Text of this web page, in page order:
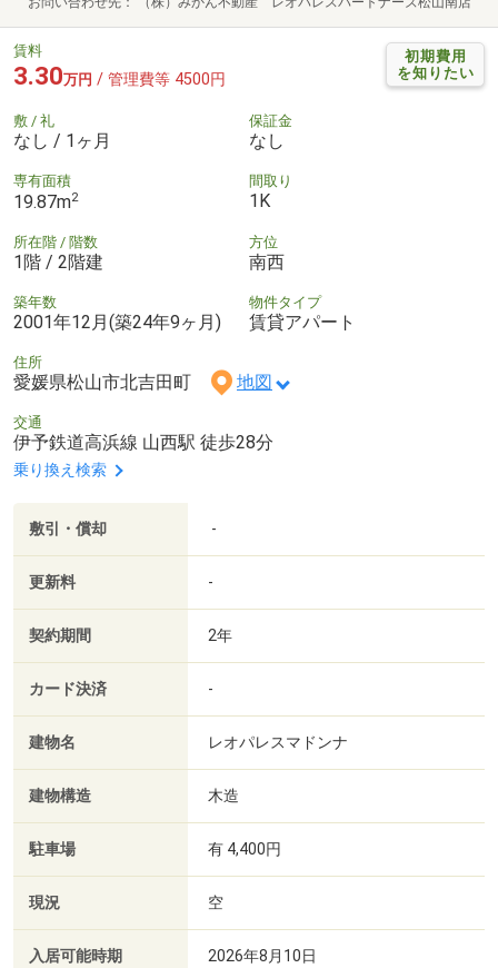
初期費用
を知りたい
賃料
3.30万円 / 管理費等 4500円
敷 / 礼
なし / 1ヶ月
保証金
なし
専有面積
19.87m2
間取り
1K
所在階 / 階数
1階 / 2階建
方位
南西
築年数
2001年12月(築24年9ヶ月)
物件タイプ
賃貸アパート
住所
愛媛県松山市北吉田町 地図
交通
伊予鉄道高浜線 山西駅 徒歩28分
乗り換え検索
敷引・償却 -
更新料 -
契約期間 2年
カード決済 -
建物名 レオパレスマドンナ
建物構造 木造
駐車場 有 4,400円
現況 空
入居可能時期 2026年8月10日